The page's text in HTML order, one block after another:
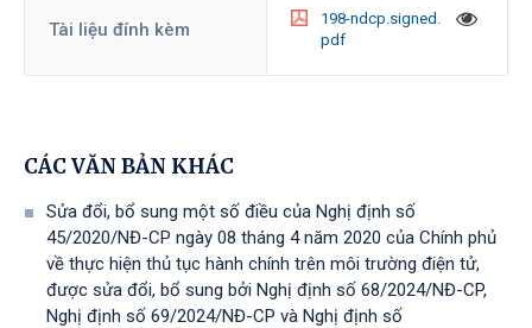
Tài liệu đính kèm
198-ndcp.signed.
pdf
CÁC VĂN BẢN KHÁC
Sửa đổi, bổ sung một số điều của Nghị định số
45/2020/NĐ-CP ngày 08 tháng 4 năm 2020 của Chính phủ
về thực hiện thủ tục hành chính trên môi trường điện tử,
được sửa đổi, bổ sung bởi Nghị định số 68/2024/NĐ-CP,
Nghị định số 69/2024/NĐ-CP và Nghị định số